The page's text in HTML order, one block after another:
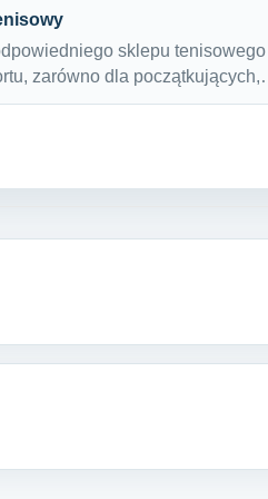
sklepu
zarówno dla